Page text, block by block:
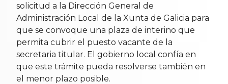
solicitud a la Dirección General de
Administración Local de la Xunta de Galicia para
que se convoque una plaza de interino que
permita cubrir el puesto vacante de la
secretaria titular. El gobierno local confía en
que este trámite pueda resolverse también en
el menor plazo posible.